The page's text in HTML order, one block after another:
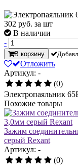
302 руб. за шт
В наличии
-
В корзину
Отложить
Артикул: -
(0)
Электропаяльник
Похожие товары
Зажим
серый Rexant
Артикул: -
(0)